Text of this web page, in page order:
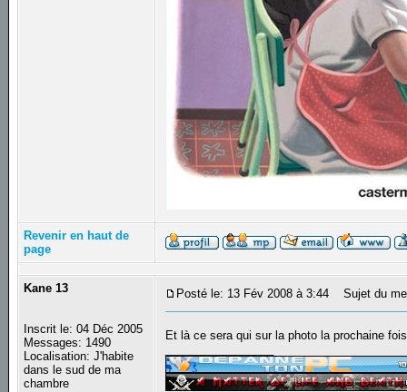
Revenir en haut de
page
Kane 13
Inscrit le: 04 Déc 2005
Messages: 1490
Localisation: J'habite
dans le sud de ma
chambre
Posté le: 13 Fév 2008 à 3:44 Sujet du
Et là ce sera qui sur la photo la prochaine